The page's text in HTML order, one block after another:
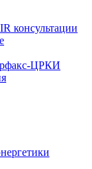
консультации
ЦРКИ